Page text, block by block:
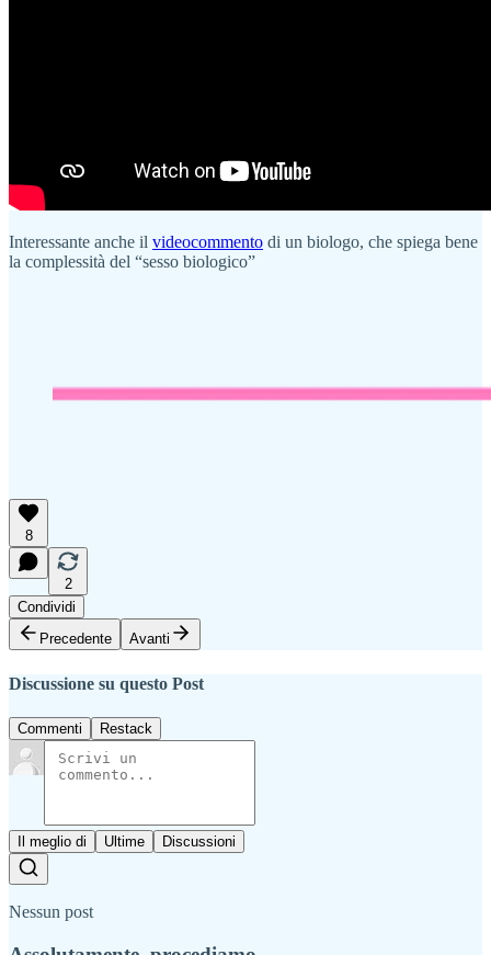
Interessante anche il videocommento di un biologo, che spiega bene
la complessità del “sesso biologico”
8
2
Condividi
Precedente
Avanti
Discussione su questo Post
Commenti Restack
Il meglio di Ultime Discussioni
Nessun post